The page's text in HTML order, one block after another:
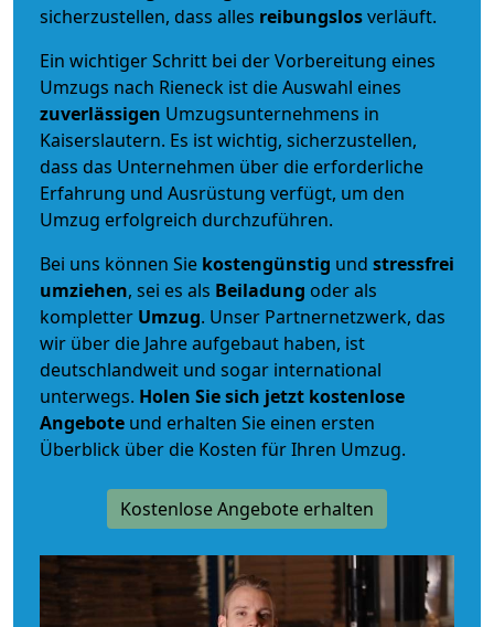
sicherzustellen, dass alles reibungslosverläuft.
Ein wichtiger Schritt bei der Vorbereitung eines
Umzugs nach Rieneck ist die Auswahl eines
zuverlässigen Umzugsunternehmens in
Kaiserslautern. Es ist wichtig, sicherzustellen,
dass das Unternehmen über die erforderliche
Erfahrung und Ausrüstung verfügt, um den
Umzug erfolgreich durchzuführen.
Bei uns können Sie kostengünstig und stressfrei
umziehen, sei es als Beiladung oder als
kompletter Umzug. Unser Partnernetzwerk, das
wir über die Jahre aufgebaut haben, ist
deutschlandweit und sogar international
unterwegs. Holen Sie sich jetzt kostenlose
Angebote und erhalten Sie einen ersten
Überblick über die Kosten für Ihren Umzug.
Kostenlose Angebote erhalten